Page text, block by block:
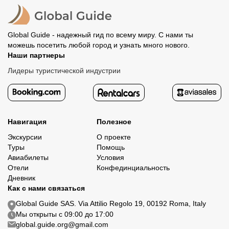
организатору напрямую не требуется.
Global Guide - надежный гид по всему миру. С нами ты
можешь посетить любой город и узнать много нового.
Наши партнеры
Лидеры туристической индустрии
Навигация
Экскурсии
Туры
Авиабилеты
Отели
Дневник
Полезное
О проекте
Помощь
Условия
Конфединциальность
Как с нами связаться
Global Guide SAS. Via Attilio Regolo 19, 00192 Roma, Italy
Мы открыты с 09:00 до 17:00
global.guide.org@gmail.com